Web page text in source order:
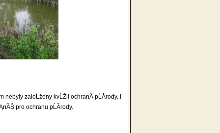
nebyly zaloĹženy kvĹŻli ochranÄ pĹĂ­rody. I
pro ochranu pĹĂ­rody.